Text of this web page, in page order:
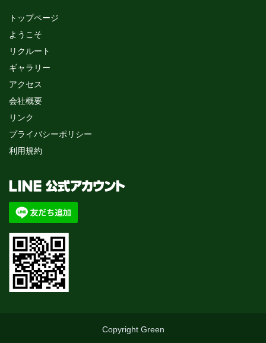
トップページ
ようこそ
リクルート
ギャラリー
アクセス
会社概要
リンク
プライバシーポリシー
利用規約
Copyright Green